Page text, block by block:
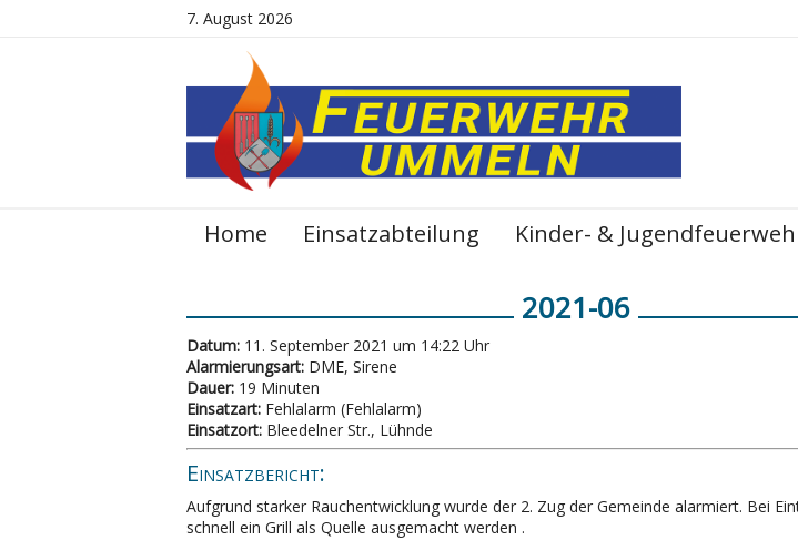
7. August 2026
Home Einsatzabteilung Kinder- &
2021-06
Datum: 11. September 2021 um 14:22 Uhr
Alarmierungsart: DME, Sirene
Dauer: 19 Minuten
Einsatzart: Fehlalarm (Fehlalarm)
Einsatzort: Bleedelner Str., Lühnde
Einsatzbericht:
Aufgrund starker Rauchentwicklung wurde der 2. Zug der Gemeinde alarmiert. Bei
schnell ein Grill als Quelle ausgemacht werden .